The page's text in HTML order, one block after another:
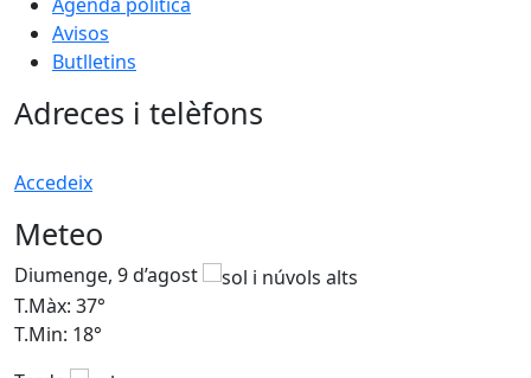
Avisos
Butlletins
Adreces i telèfons
Accedeix
Meteo
Diumenge, 9 d’agost
T.Màx: 37°
T.Min: 18°